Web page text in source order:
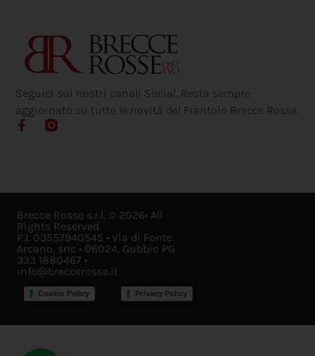
Seguici sui nostri canali Social. Resta sempre
aggiornato su tutte le novità del Frantoio Brecce Rosse.
Brecce Rosse s.r.l. © 2026• All
Rights Reserved
P.I. 03557940545 • Via di Fonte
Arcano, snc • 06024, Gubbio PG
333 1880467 •
info@breccerosse.it
Cookie Policy Privacy Policy